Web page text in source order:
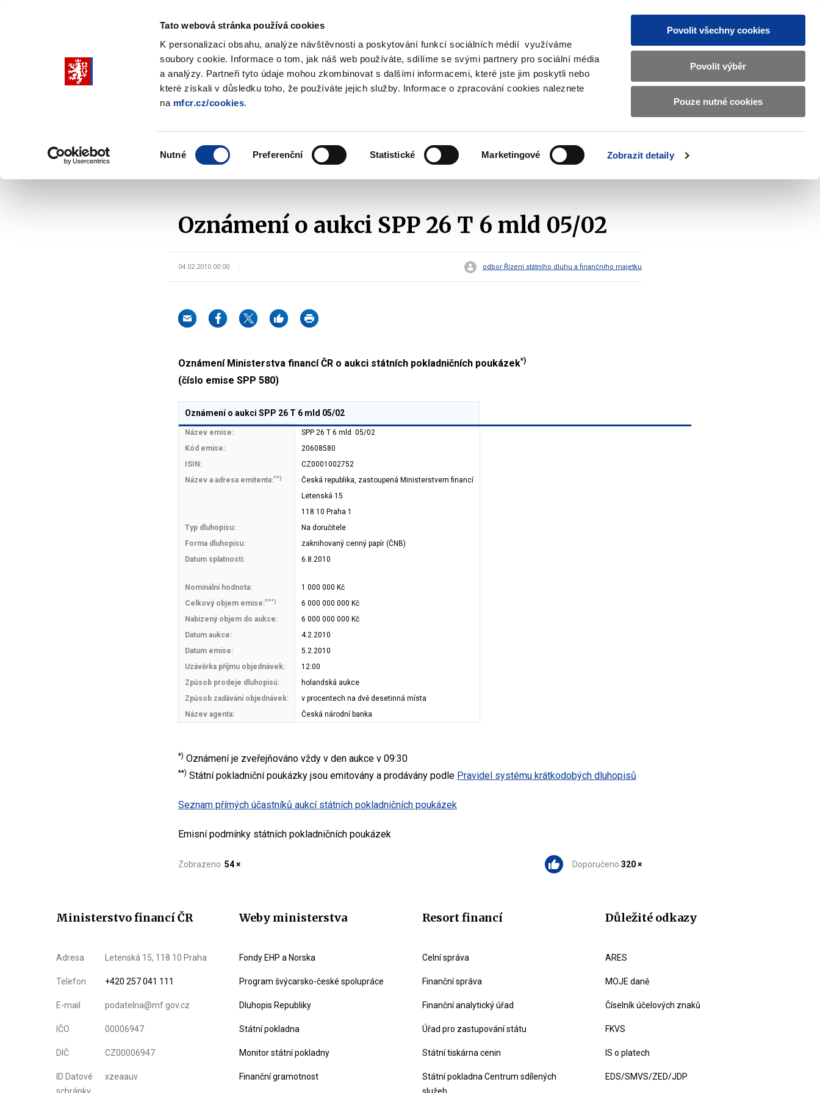
Tato webová stránka používá cookies
K personalizaci obsahu, analýze návštěvnosti a poskytování funkcí sociálních médií využíváme
soubory cookie. Informace o tom, jak náš web používáte, sdílíme se svými partnery pro sociální média
a analýzy. Partneři tyto údaje mohou zkombinovat s dalšími informacemi, které jste jim poskytli nebo
které získali v důsledku toho, že používáte jejich služby. Informace o zpracování cookies naleznete
na mfcr.cz/cookies.
Nutné Preferenční Statistické Marketingové Zobrazit detaily
Povolit všechny cookies
Povolit výběr
Pouze nutné cookies
Vyhledat
CZ EN
Základní
informace
o
Ministerstvu
financí
submenu
submenu
politika
submenu
submenu
účetnictví
submenu
EU
submenu
Řízení státního dluhu Emise státních dluhopisů Oznámení o aukci SPP Oznámení o aukci SPP 26 T 6 mld 05/02
Oznámení o aukci SPP 26 T 6 mld 05/02
04.02.2010 00:00 odbor Řízení státního dluhu a finančního majetku
Oznámení Ministerstva financí ČR o aukci státních pokladničních poukázek*)
(číslo emise SPP 580)
Oznámení o aukci SPP 26 T 6 mld 05/02
Název emise:
SPP 26 T 6 mld 05/02
Kód emise:
20608580
ISIN:
CZ0001002752
Název a adresa emitenta:**)
Česká republika, zastoupená Ministerstvem financí
Letenská 15
118 10 Praha 1
Typ dluhopisu:
Na doručitele
Forma dluhopisu:
zaknihovaný cenný papír (ČNB)
Datum splatnosti:
6.8.2010
Nominální hodnota:
1 000 000 Kč
Celkový objem emise:***)
6 000 000 000 Kč
Nabízený objem do aukce:
6 000 000 000 Kč
Datum aukce:
4.2.2010
Datum emise:
5.2.2010
Uzávěrka příjmu objednávek:
12:00
Způsob prodeje dluhopisů:
holandská aukce
Způsob zadávání objednávek:
v procentech na dvě desetinná místa
Název agenta:
Česká národní banka
*) Oznámení je zveřejňováno vždy v den aukce v 09:30
**) Státní pokladniční poukázky jsou emitovány a prodávány podle Pravidel systému krátkodobých dluhopisů
Seznam přímých účastníků aukcí státních pokladničních poukázek
Emisní podmínky státních pokladničních poukázek
Zobrazeno 54 × Doporučeno 320 ×
Ministerstvo financí ČR
Adresa Letenská 15, 118 10 Praha
Telefon +420 257 041 111
E-mail podatelna@mf.gov.cz
IČO 00006947
DIČ CZ00006947
ID Datové
xzeaauv
Weby ministerstva
Fondy EHP a Norska
Program švýcarsko-české spolupráce
Dluhopis Republiky
Státní pokladna
Monitor státní pokladny
Finanční gramotnost
Resort financí
Celní správa
Finanční správa
Finanční analytický úřad
Úřad pro zastupování státu
Státní tiskárna cenin
Státní pokladna Centrum sdílených
Důležité odkazy
ARES
MOJE daně
Číselník účelových znaků
FKVS
IS o platech
EDS/SMVS/ZED/JDP